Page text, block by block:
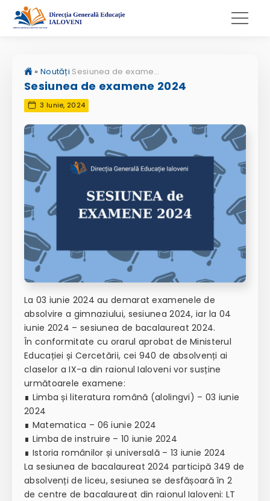
» Noutăți Sesiunea de examene 2024
Sesiunea de examene 2024
3 Iunie, 2024
La 03 iunie 2024 au demarat examenele de
absolvire a gimnaziului, sesiunea 2024, iar la 04
iunie 2024 – sesiunea de bacalaureat 2024.
În conformitate cu orarul aprobat de Ministerul
Educației și Cercetării, cei 940 de absolvenți ai
claselor a IX-a din raionul Ialoveni vor susține
următoarele examene:
∎ Limba și literatura română (alolingvi) – 03 iunie
2024
∎ Matematica – 06 iunie 2024
∎ Limba de instruire – 10 iunie 2024
∎ Istoria românilor și universală – 13 iunie 2024
La sesiunea de bacalaureat 2024 participă 349 de
absolvenți de liceu, sesiunea se desfășoară în 2
de centre de bacalaureat din raionul Ialoveni: LT